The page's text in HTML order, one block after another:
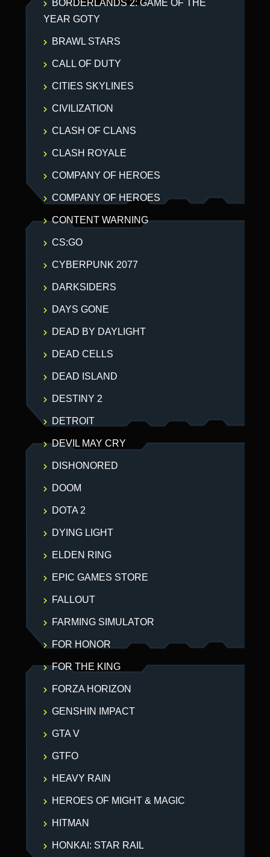
BORDERLANDS 2: GAME OF THE
YEAR GOTY
BRAWL STARS
CALL OF DUTY
CITIES SKYLINES
CIVILIZATION
CLASH OF CLANS
CLASH ROYALE
COMPANY OF HEROES
COMPANY OF HEROES
CONTENT WARNING
CS:GO
CYBERPUNK 2077
DARKSIDERS
DAYS GONE
DEAD BY DAYLIGHT
DEAD CELLS
DEAD ISLAND
DESTINY 2
DETROIT
DEVIL MAY CRY
DISHONORED
DOOM
DOTA 2
DYING LIGHT
ELDEN RING
EPIC GAMES STORE
FALLOUT
FARMING SIMULATOR
FOR HONOR
FOR THE KING
FORZA HORIZON
GENSHIN IMPACT
GTA V
GTFO
HEAVY RAIN
HEROES OF MIGHT & MAGIC
HITMAN
HONKAI: STAR RAIL